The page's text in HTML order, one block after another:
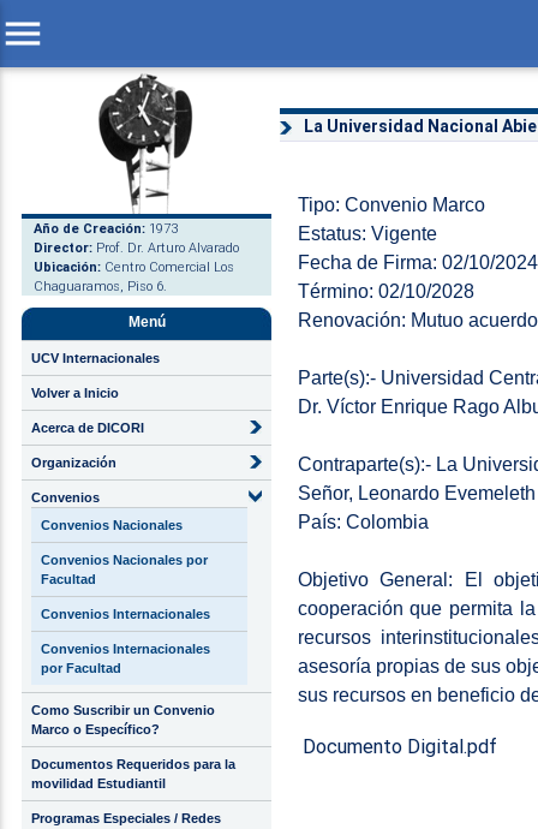
menu
Año de Creación: 1973
Director: Prof. Dr. Arturo Alvarado
Ubicación: Centro Comercial Los
Chaguaramos, Piso 6.
Menú
UCV Internacionales
Volver a Inicio
Acerca de DICORI
Organización
Convenios
Convenios Nacionales
Convenios Nacionales por
Facultad
Convenios Internacionales
Convenios Internacionales
por Facultad
Como Suscribir un Convenio
Marco o Específico?
Documentos Requeridos para la
movilidad Estudiantil
Programas Especiales / Redes
La Universidad Nacional
Tipo: Convenio Marco
Estatus: Vigente
Fecha de Firma: 02/10/2024
Término: 02/10/2028
Renovación: Mutuo
Parte(s):- Universidad
Dr. Víctor Enrique Rago
Contraparte(s):- La
Señor, Leonardo
País: Colombia
Objetivo General: El
cooperación que permita
recursos
asesoría propias de sus
sus recursos en beneficio
Documento Digital.pdf